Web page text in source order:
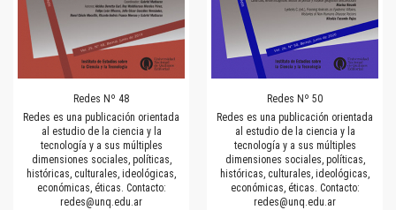
Redes Nº 48
Redes es una publicación orientada
al estudio de la ciencia y la
tecnología y a sus múltiples
dimensiones sociales, políticas,
históricas, culturales, ideológicas,
económicas, éticas. Contacto:
redes@unq.edu.ar
Redes Nº 50
Redes es una publicación orientada
al estudio de la ciencia y la
tecnología y a sus múltiples
dimensiones sociales, políticas,
históricas, culturales, ideológicas,
económicas, éticas. Contacto:
redes@unq.edu.ar